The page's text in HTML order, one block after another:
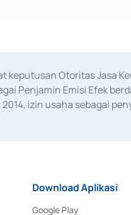
Otoritas Jasa
Penjamin Emisi Efek
izin usaha sebagai
Download Aplikasi
Google Play